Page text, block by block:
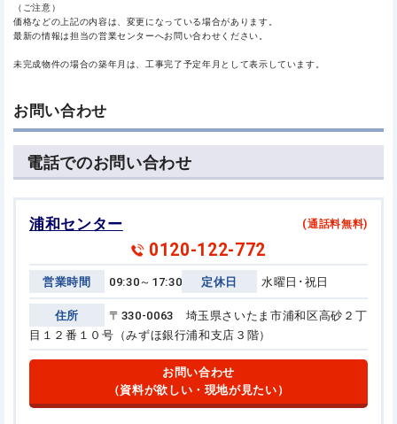
（ご注意）
価格などの上記の内容は、変更になっている場合があります。
最新の情報は担当の営業センターへお問い合わせください。
未完成物件の場合の築年月は、工事完了予定年月として表示しています。
お問い合わせ
電話でのお問い合わせ
浦和センター
0120-122-772
(通話料無料)
営業時間 09:30～17:30 定休日 水曜日･祝日
住所
〒330-0063 埼玉県さいたま市浦和区高砂２丁
目１２番１０号 （みずほ銀行浦和支店３階）
お問い合わせ
（資料が欲しい・現地が見たい）